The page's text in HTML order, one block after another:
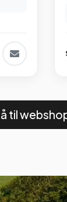
til